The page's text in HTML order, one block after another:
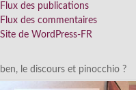
Flux des publications
Flux des commentaires
Site de WordPress-FR
ben, le discours et pinocchio ?